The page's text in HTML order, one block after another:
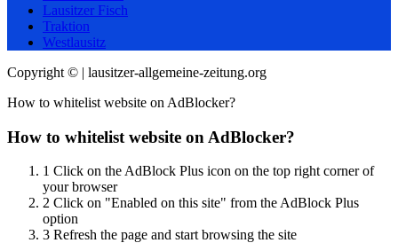
Lausitzer Fisch
Traktion
Westlausitz
Copyright © | lausitzer-allgemeine-zeitung.org
How to whitelist website on AdBlocker?
How to whitelist website on AdBlocker?
1 Click on the AdBlock Plus icon on the top right corner of
your browser
2 Click on "Enabled on this site" from the AdBlock Plus
option
3 Refresh the page and start browsing the site